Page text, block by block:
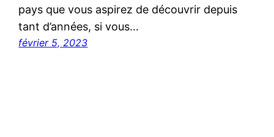
pays que vous aspirez de découvrir depuis
tant d’années, si vous…
février 5, 2023